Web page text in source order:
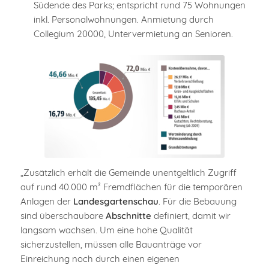
Südende des Parks; entspricht rund 75 Wohnungen
inkl. Personalwohnungen. Anmietung durch
Collegium 20000, Untervermietung an Senioren.
„Zusätzlich erhält die Gemeinde unentgeltlich Zugriff
auf rund 40.000 m² Fremdflächen für die temporären
Anlagen der Landesgartenschau . Für die Bebauung
sind überschaubare Abschnitte definiert, damit wir
langsam wachsen. Um eine hohe Qualität
sicherzustellen, müssen alle Bauanträge vor
Einreichung noch durch einen eigenen